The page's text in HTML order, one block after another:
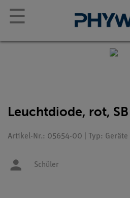
☰
Leuchtdiode, rot, SB
Artikel-Nr.: 05654-00 | Typ: Geräte
Schüler